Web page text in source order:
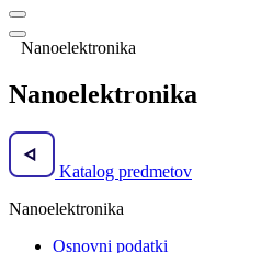
Nanoelektronika
Nanoelektronika
Katalog predmetov
Nanoelektronika
Osnovni podatki